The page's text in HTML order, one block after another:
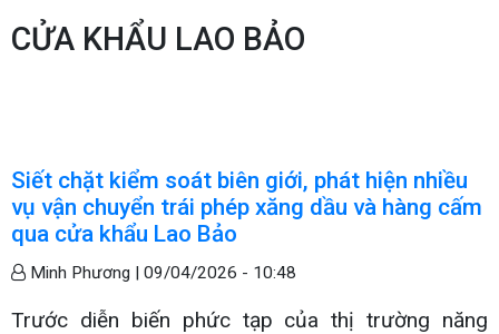
CỬA KHẨU LAO BẢO
Siết chặt kiểm soát biên giới, phát hiện nhiều
vụ vận chuyển trái phép xăng dầu và hàng cấm
qua cửa khẩu Lao Bảo
Minh Phương | 09/04/2026 - 10:48
Trước diễn biến phức tạp của thị trường năng